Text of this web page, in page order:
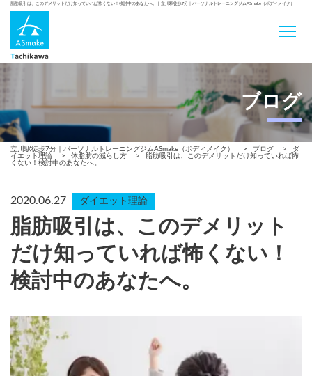
脂肪吸引は、このデメリットだけ知っていれば怖くない！検討中のあなたへ。 | 立川駅徒歩7分｜パーソナルトレーニングジムASmake（ボディメイク）
ブログ
立川駅徒歩7分｜パーソナルトレーニングジムASmake（ボディメイク） > ブログ >
ダ
イエット理論
> 体脂肪の減らし方 >
脂肪吸引は、このデメリットだけ知っていれば怖
くない！検討中のあなたへ。
2020.06.27 ダイエット理論
脂肪吸引は、このデメリット
だけ知っていれば怖くない！
検討中のあなたへ。